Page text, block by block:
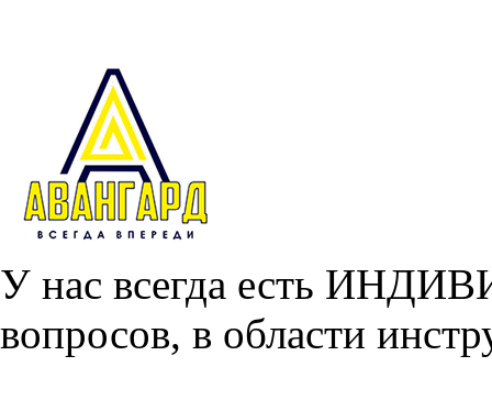
У нас всегда есть
вопросов, в области